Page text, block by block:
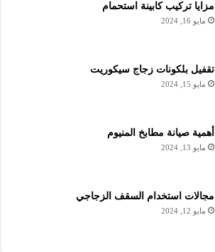
مزايا تركيب كابينة استحمام
مايو 16, 2024
تقفيل بلكونات زجاج سيكوريت
مايو 15, 2024
أهمية صيانة مطابخ المنيوم
مايو 13, 2024
مجالات استخدام السقف الزجاجي
مايو 12, 2024